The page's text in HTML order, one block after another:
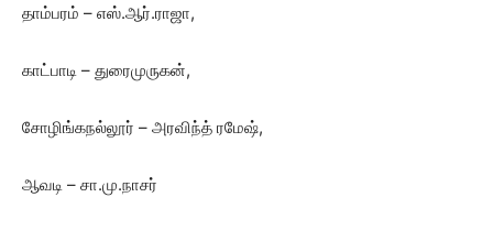
தாம்பரம் – எஸ்.ஆர்.ராஜா,
காட்பாடி – துரைமுருகன்,
சோழிங்கநல்லூர் – அரவிந்த் ரமேஷ்,
ஆவடி – சா.மு.நாசர்